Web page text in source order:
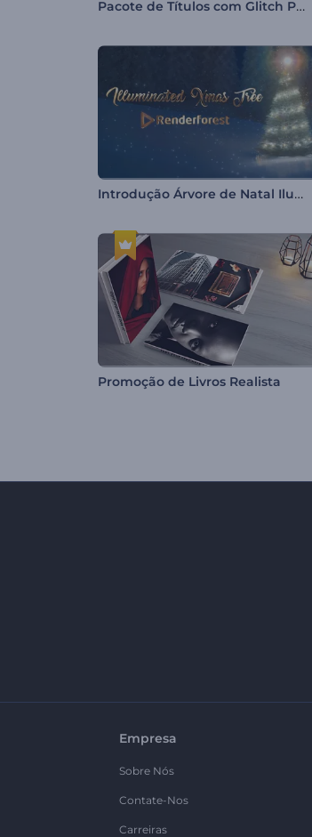
Pacote de Títulos com Glitch Pixelado
Introdução Árvore de Natal Iluminada
Promoção de Livros Realista
Empresa
Sobre Nós
Contate-Nos
Carreiras